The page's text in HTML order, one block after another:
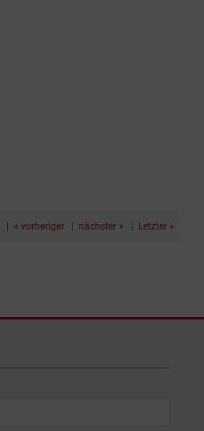
| « vorheriger | nächster » | Letzter »